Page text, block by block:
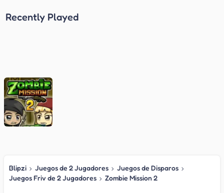
Recently Played
Blipzi › Juegos de 2 Jugadores › Juegos de Disparos ›
Juegos Friv de 2 Jugadores › Zombie Mission 2